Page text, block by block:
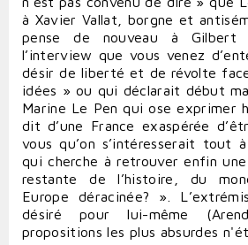
à Xavier Vallat, borgne et
pense de nouveau à Gilbert
l’interview que vous venez
désir de liberté et de révolte
idées » ou qui déclarait début
Marine Le Pen qui ose exprimer
dit d’une France exaspérée
vous qu’on s’intéresserait tout
qui cherche à retrouver enfin
restante de l’histoire, du
Europe déracinée? ».
désiré pour lui-même
propositions les plus absurdes